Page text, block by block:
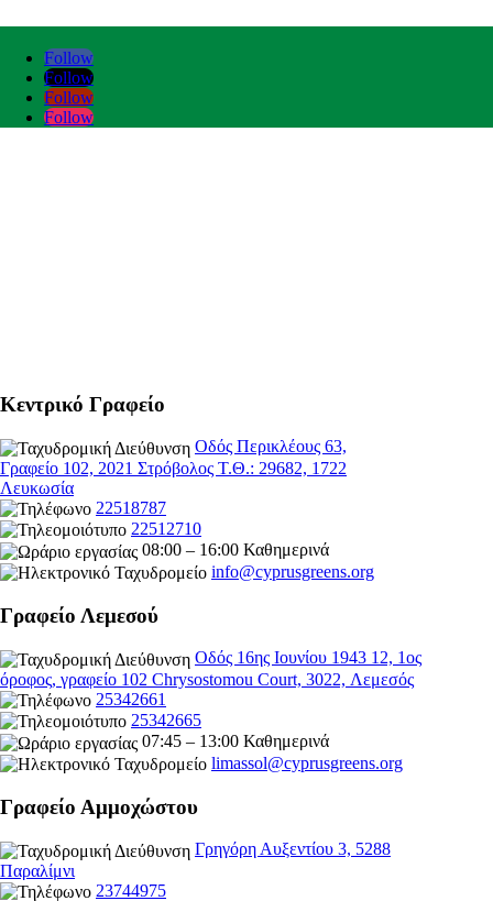
Follow
Follow
Follow
Follow
Κεντρικό Γραφείο
Οδός Περικλέους 63,
Γραφείο 102, 2021 Στρόβολος Τ.Θ.: 29682, 1722
Λευκωσία
22518787
22512710
08:00 – 16:00 Καθημερινά
info@cyprusgreens.org
Γραφείο Λεμεσού
Οδός 16ης Ιουνίου 1943 12, 1ος
όροφος, γραφείο 102 Chrysostomou Court, 3022, Λεμεσός
25342661
25342665
07:45 – 13:00 Καθημερινά
limassol@cyprusgreens.org
Γραφείο Αμμοχώστου
Γρηγόρη Αυξεντίου 3, 5288
Παραλίμνι
23744975